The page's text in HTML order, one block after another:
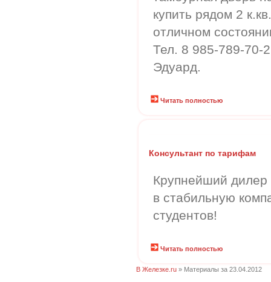
купить рядом 2
отличном
Тел. 8 985-789-70-
Эдуард.
Читать полностью
Консультант по тарифам
Крупнейший
в стабильную
студентов!
Читать полностью
В Железке.ru » Материалы за 23.04.2012